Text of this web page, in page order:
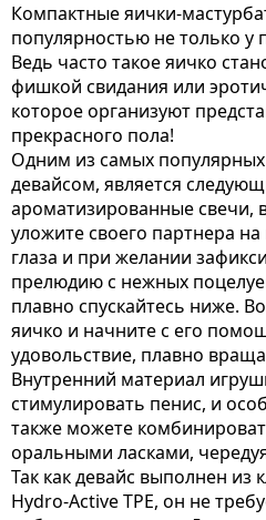
Компактные яички-
популярностью не только у
Ведь часто такое яичко
фишкой свидания или
которое организуют
прекрасного пола!
Одним из самых
девайсом, является
ароматизированные свечи,
уложите своего партнера
глаза и при желании
прелюдию с нежных
плавно спускайтесь ниже.
яичко и начните с его
удовольствие, плавно
Внутренний материал
стимулировать пенис, и
также можете
оральными ласками,
Так как девайс выполнен из
Hydro-Active TPE, он не